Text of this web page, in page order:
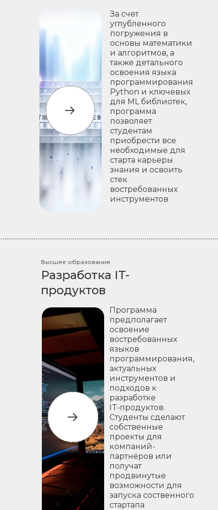
За счет
углубленного
погружения в
основы математики
и алгоритмов, а
также детального
освоения языка
программирования
Python и ключевых
для ML библиотек,
программа
позволяет
студентам
приобрести все
необходимые для
старта карьеры
знания и освоить
стек
востребованных
инструментов
Разработка IT-
продуктов
Программа
предполагает
освоение
востребованных
языков
программирования,
актуальных
инструментов и
подходов к
разработке
IT‑продуктов.
Студенты сделают
собственные
проекты для
компаний-
партнёров или
получат
продвинутые
возможности для
запуска соственного
стартапа
Высшее образование